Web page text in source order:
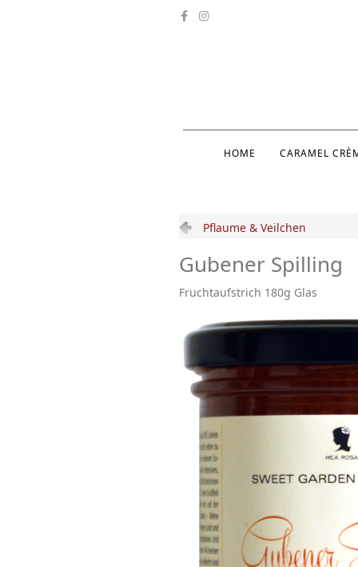
HOME CARAMEL
Pflaume & Veilchen
Gubener Spilling
Fruchtaufstrich 180g Glas